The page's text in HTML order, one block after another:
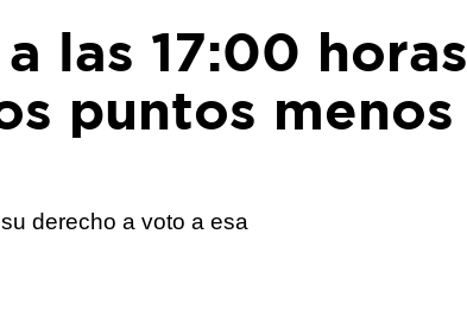
las 17:00 horas
puntos menos
derecho a voto a esa